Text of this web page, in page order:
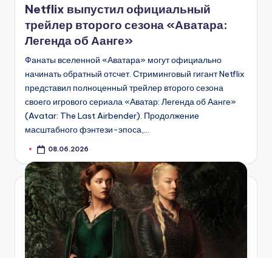
Netflix выпустил официальный
трейлер второго сезона «Аватара:
Легенда об Аанге»
Фанаты вселенной «Аватара» могут официально
начинать обратный отсчет. Стриминговый гигант Netflix
представил полноценный трейлер второго сезона
своего игрового сериала «Аватар: Легенда об Аанге»
(Avatar: The Last Airbender). Продолжение
масштабного фэнтези-эпоса,…
08.06.2026